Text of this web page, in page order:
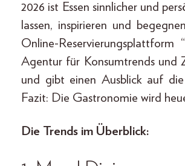
2026 ist Essen sinnlicher und
lassen, inspirieren und
Online-
Agentur für Konsumtrends und
und gibt einen Ausblick auf
Fazit: Die Gastronomie wird
Die Trends im Überblick: